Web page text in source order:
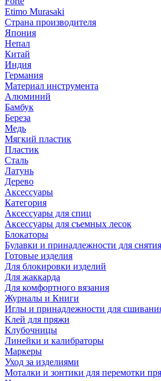
Etimo Murasaki
Страна производителя
Япония
Непал
Китай
Индия
Германия
Материал инструмента
Алюминий
Бамбук
Береза
Медь
Мягкий пластик
Пластик
Сталь
Латунь
Дерево
Аксессуары
Категория
Аксессуары для спиц
Аксессуары для съемных лесок
Блокаторы
Булавки и принадлежности для
Готовые изделия
Для блокировки изделий
Для жаккарда
Для комфортного вязания
Журналы и Книги
Иглы и принадлежности для
Клей для пряжи
Клубочницы
Линейки и калибраторы
Маркеры
Уход за изделиями
Моталки и зонтики для перемотки